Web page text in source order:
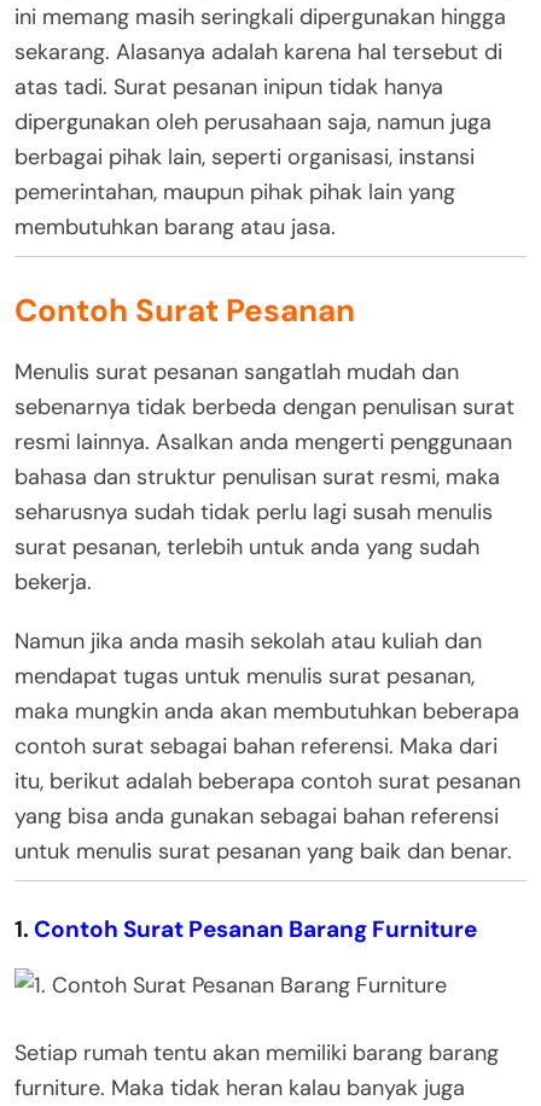
ini memang masih seringkali dipergunakan hingga
sekarang. Alasanya adalah karena hal tersebut di
atas tadi. Surat pesanan inipun tidak hanya
dipergunakan oleh perusahaan saja, namun juga
berbagai pihak lain, seperti organisasi, instansi
pemerintahan, maupun pihak pihak lain yang
membutuhkan barang atau jasa.
Contoh Surat Pesanan
Menulis surat pesanan sangatlah mudah dan
sebenarnya tidak berbeda dengan penulisan surat
resmi lainnya. Asalkan anda mengerti penggunaan
bahasa dan struktur penulisan surat resmi, maka
seharusnya sudah tidak perlu lagi susah menulis
surat pesanan, terlebih untuk anda yang sudah
bekerja.
Namun jika anda masih sekolah atau kuliah dan
mendapat tugas untuk menulis surat pesanan,
maka mungkin anda akan membutuhkan beberapa
contoh surat sebagai bahan referensi. Maka dari
itu, berikut adalah beberapa contoh surat pesanan
yang bisa anda gunakan sebagai bahan referensi
untuk menulis surat pesanan yang baik dan benar.
1. Contoh Surat Pesanan Barang Furniture
Setiap rumah tentu akan memiliki barang barang
furniture. Maka tidak heran kalau banyak juga